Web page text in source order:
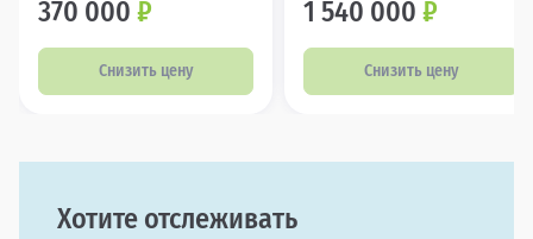
370 000 ₽
Снизить цену
1 540 000 ₽
Снизить цену
Хотите отслеживать